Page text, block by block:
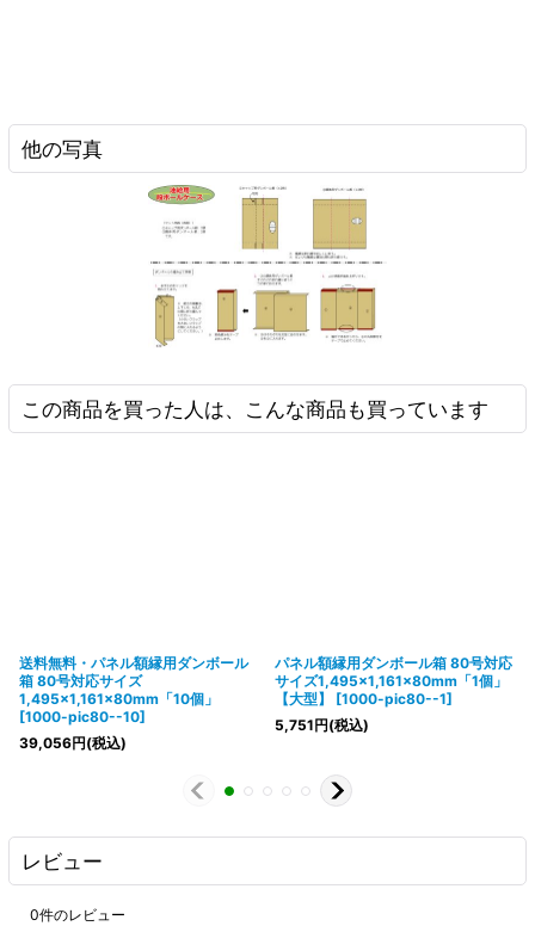
他の写真
この商品を買った人は、こんな商品も買っています
送料無料・パネル額縁用ダンボール
箱 80号対応サイズ
1,495×1,161×80mm「10個」
[1000-pic80--10]
39,056円(税込)
パネル額縁用ダンボール箱 80号対応
サイズ1,495×1,161×80mm「1個」
【大型】
[1000-pic80--1]
5,751円(税込)
レビュー
0件のレビュー